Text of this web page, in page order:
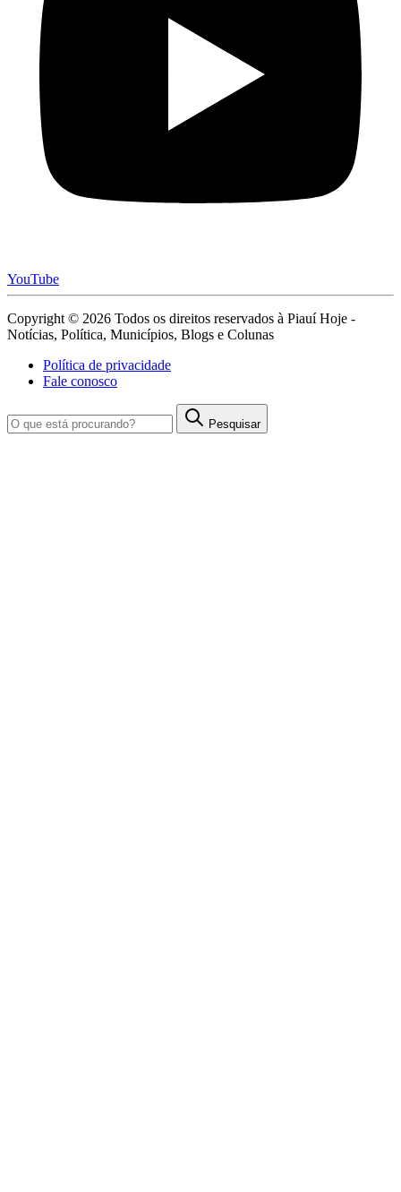
YouTube
Copyright © 2026 Todos os direitos reservados à Piauí Hoje -
Notícias, Política, Municípios, Blogs e Colunas
Política de privacidade
Fale conosco
Pesquisar